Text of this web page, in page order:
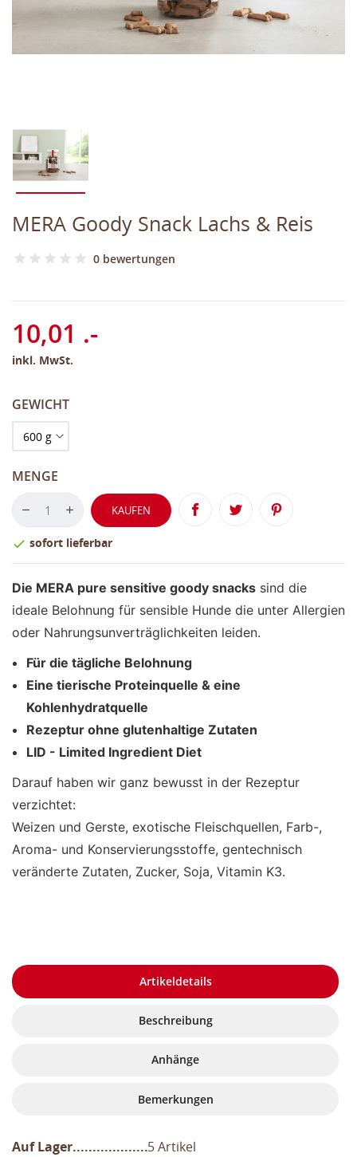
MERA Goody Snack Lachs & Reis
0 bewertungen
10,01 .-
inkl. MwSt.
GEWICHT
MENGE
KAUFEN
 sofort lieferbar
Die MERA pure sensitive goody snacks sind die
ideale Belohnung für sensible Hunde die unter Allergien
oder Nahrungsunverträglichkeiten leiden.
Für die tägliche Belohnung
Eine tierische Proteinquelle & eine
Kohlenhydratquelle
Rezeptur ohne glutenhaltige Zutaten
LID - Limited Ingredient Diet
Darauf haben wir ganz bewusst in der Rezeptur
verzichtet:
Weizen und Gerste, exotische Fleischquellen, Farb-,
Aroma- und Konservierungsstoffe, gentechnisch
veränderte Zutaten, Zucker, Soja, Vitamin K3.
Artikeldetails
Beschreibung
Anhänge
Bemerkungen
Auf Lager 5 Artikel